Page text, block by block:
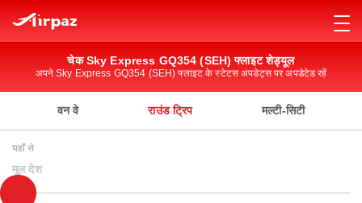
चेक Sky Express GQ354 (SEH) फ्लाइट शेड्यूल
अपने Sky Express GQ354 (SEH) फ्लाइट के स्टेटस अपडेट्स पर अपडेटेड रहें
वन वे राउंड ट्रिप मल्टी-सिटी
यहाँ से
मूल देश